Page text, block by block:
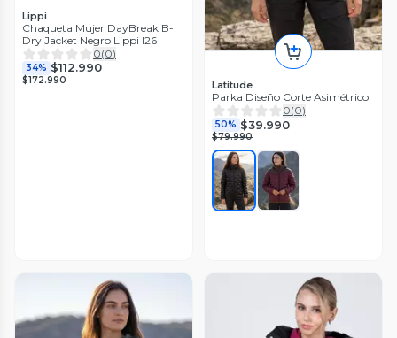
Lippi
Chaqueta Mujer DayBreak B-
Dry Jacket Negro Lippi I26
0(0)
34% $112.990
$172.990 Latitude
Parka Diseño Corte Asimétrico
0(0)
50% $39.990
$79.990